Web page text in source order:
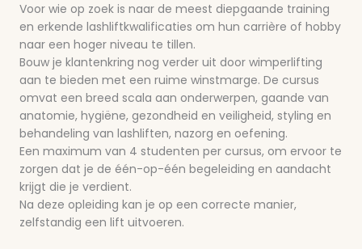
Voor wie op zoek is naar de meest diepgaande training
en erkende lashliftkwalificaties om hun carrière of hobby
naar een hoger niveau te tillen.
Bouw je klantenkring nog verder uit door wimperlifting
aan te bieden met een ruime winstmarge. De cursus
omvat een breed scala aan onderwerpen, gaande van
anatomie, hygiëne, gezondheid en veiligheid, styling en
behandeling van lashliften, nazorg en oefening.
Een maximum van 4 studenten per cursus, om ervoor te
zorgen dat je de één-op-één begeleiding en aandacht
krijgt die je verdient.
Na deze opleiding kan je op een correcte manier,
zelfstandig een lift uitvoeren.